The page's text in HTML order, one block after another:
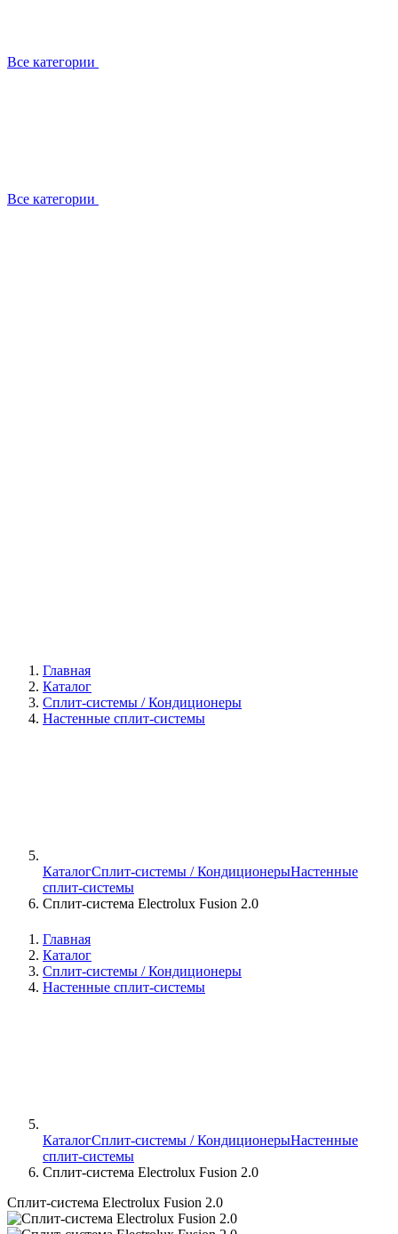
Все категории
Все категории
Главная
Каталог
Сплит-системы / Кондиционеры
Настенные сплит-системы
КаталогСплит-системы / КондиционерыНастенные
сплит-системы
Сплит-система Electrolux Fusion 2.0
Главная
Каталог
Сплит-системы / Кондиционеры
Настенные сплит-системы
КаталогСплит-системы / КондиционерыНастенные
сплит-системы
Сплит-система Electrolux Fusion 2.0
Сплит-система Electrolux Fusion 2.0